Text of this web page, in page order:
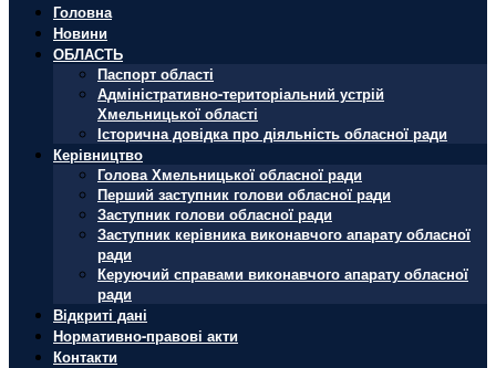
Головна
Новини
ОБЛАСТЬ
Паспорт області
Адміністративно-територіальний устрій
Хмельницької області
Історична довідка про діяльність обласної ради
Керівництво
Голова Хмельницької обласної ради
Перший заступник голови обласної ради
Заступник голови обласної ради
Заступник керівника виконавчого апарату обласної
ради
Керуючий справами виконавчого апарату обласної
ради
Відкриті дані
Нормативно-правові акти
Контакти